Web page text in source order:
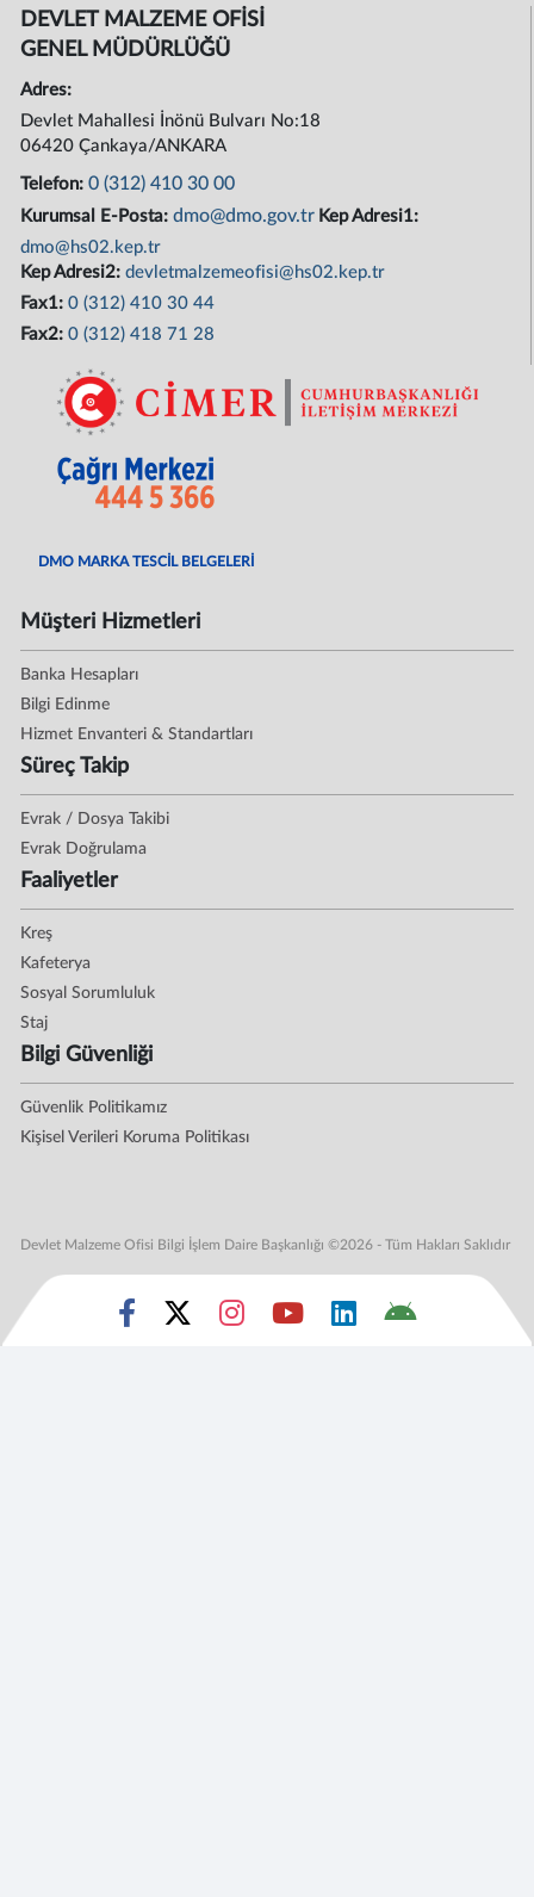
DEVLET MALZEME OFİSİ
GENEL MÜDÜRLÜĞÜ
Adres:
Devlet Mahallesi İnönü Bulvarı No:18
06420 Çankaya/ANKARA
Telefon:0 (312) 410 30 00
Kurumsal E-Posta:dmo@dmo.gov.tr Kep Adresi1:
dmo@hs02.kep.tr
Kep Adresi2:devletmalzemeofisi@hs02.kep.tr
Fax1:0 (312) 410 30 44
Fax2:0 (312) 418 71 28
DMO MARKA TESCİL BELGELERİ
Müşteri Hizmetleri
Banka Hesapları
Bilgi Edinme
Hizmet Envanteri & Standartları
Süreç Takip
Evrak / Dosya Takibi
Evrak Doğrulama
Faaliyetler
Kreş
Kafeterya
Sosyal Sorumluluk
Staj
Bilgi Güvenliği
Güvenlik Politikamız
Kişisel Verileri Koruma Politikası
Devlet Malzeme Ofisi Bilgi İşlem Daire Başkanlığı ©2026 - Tüm Hakları Saklıdır